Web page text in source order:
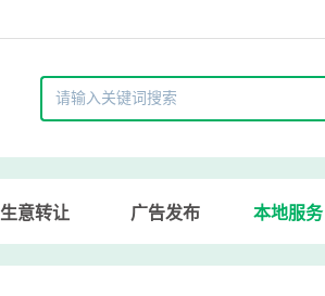
生意转让 广告发布 本地服务